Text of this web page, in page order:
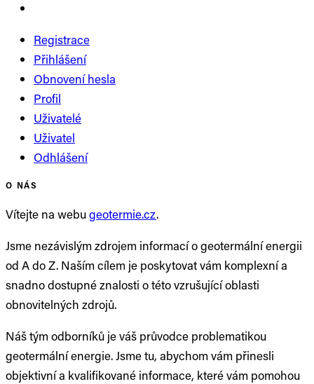
Registrace
Přihlášení
Obnovení hesla
Profil
Uživatelé
Uživatel
Odhlášení
O NÁS
Vítejte na webugeotermie.cz.
Jsme nezávislým zdrojem informací o geotermální energii
od A do Z. Naším cílem je poskytovat vám komplexní a
snadno dostupné znalosti o této vzrušující oblasti
obnovitelných zdrojů.
Náš tým odborníků je váš průvodce problematikou
geotermální energie. Jsme tu, abychom vám přinesli
objektivní a kvalifikované informace, které vám pomohou